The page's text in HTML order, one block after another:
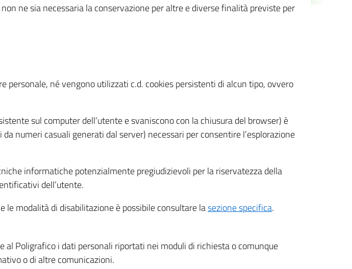
ne sia necessaria la conservazione per altre e diverse finalità previste per
né vengono utilizzati c.d. cookies persistenti di alcun tipo, ovvero
sul computer dell’utente e svaniscono con la chiusura del browser) è
numeri casuali generati dal server) necessari per consentire l’esplorazione
informatiche potenzialmente pregiudizievoli per la riservatezza della
dell’utente.
modalità di disabilitazione è possibile consultare lasezione specifica.
Poligrafico i dati personali riportati nei moduli di richiesta o comunque
o di altre comunicazioni.